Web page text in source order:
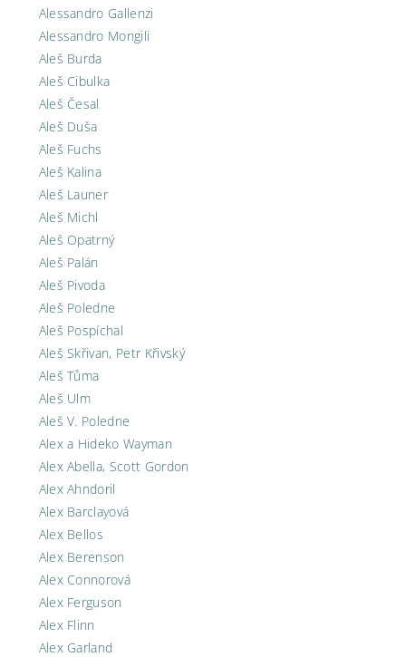
Alessandro Gallenzi
Alessandro Mongili
Aleš Burda
Aleš Cibulka
Aleš Česal
Aleš Duša
Aleš Fuchs
Aleš Kalina
Aleš Launer
Aleš Michl
Aleš Opatrný
Aleš Palán
Aleš Pivoda
Aleš Poledne
Aleš Pospíchal
Aleš Skřivan, Petr Křivský
Aleš Tůma
Aleš Ulm
Aleš V. Poledne
Alex a Hideko Wayman
Alex Abella, Scott Gordon
Alex Ahndoril
Alex Barclayová
Alex Bellos
Alex Berenson
Alex Connorová
Alex Ferguson
Alex Flinn
Alex Garland